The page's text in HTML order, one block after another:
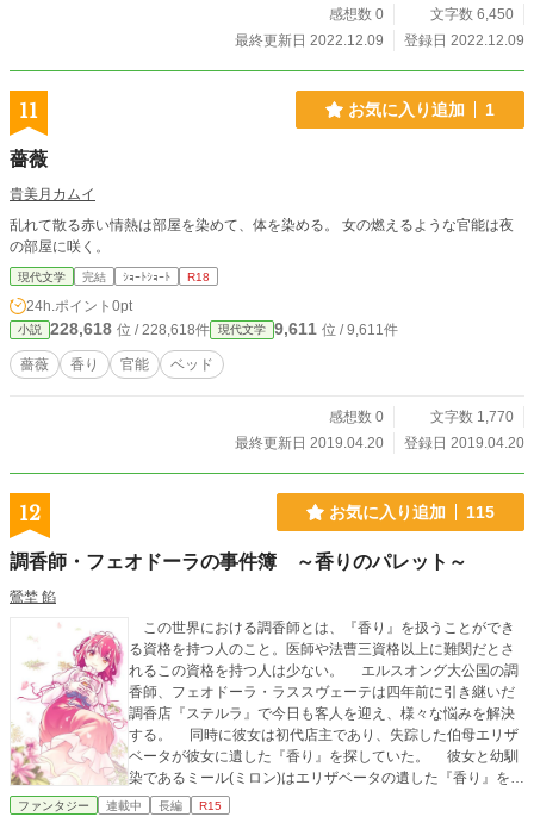
感想数 0
文字数 6,450
最終更新日 2022.12.09
登録日 2022.12.09
11 お気に入り追加 1
薔薇
貴美月カムイ
乱れて散る赤い情熱は部屋を染めて、体を染める。 女の燃えるような官能は夜
の部屋に咲く。
現代文学 完結 ｼｮｰﾄｼｮｰﾄ R18
24h.ポイント 0pt
小説 228,618 位 / 228,618件 現代文学 9,611 位 / 9,611件
薔薇 香り 官能 ベッド
感想数 0
文字数 1,770
最終更新日 2019.04.20
登録日 2019.04.20
12 お気に入り追加 115
調香師・フェオドーラの事件簿 ～香りのパレット～
鶯埜 餡
この世界における調香師とは、『香り』を扱うことができ
る資格を持つ人のこと。医師や法曹三資格以上に難関だとさ
れるこの資格を持つ人は少ない。 エルスオング大公国の調
香師、フェオドーラ・ラススヴェーテは四年前に引き継いだ
調香店『ステルラ』で今日も客人を迎え、様々な悩みを解決
する。 同時に彼女は初代店主であり、失踪した伯母エリザ
ベータが彼女に遺した『香り』を探していた。 彼女と幼馴
染であるミール(ミロン)はエリザベータの遺した『香り』を見
つけることができるのか。そして、共同生活を送っている彼
ファンタジー 連載中 長編 R15